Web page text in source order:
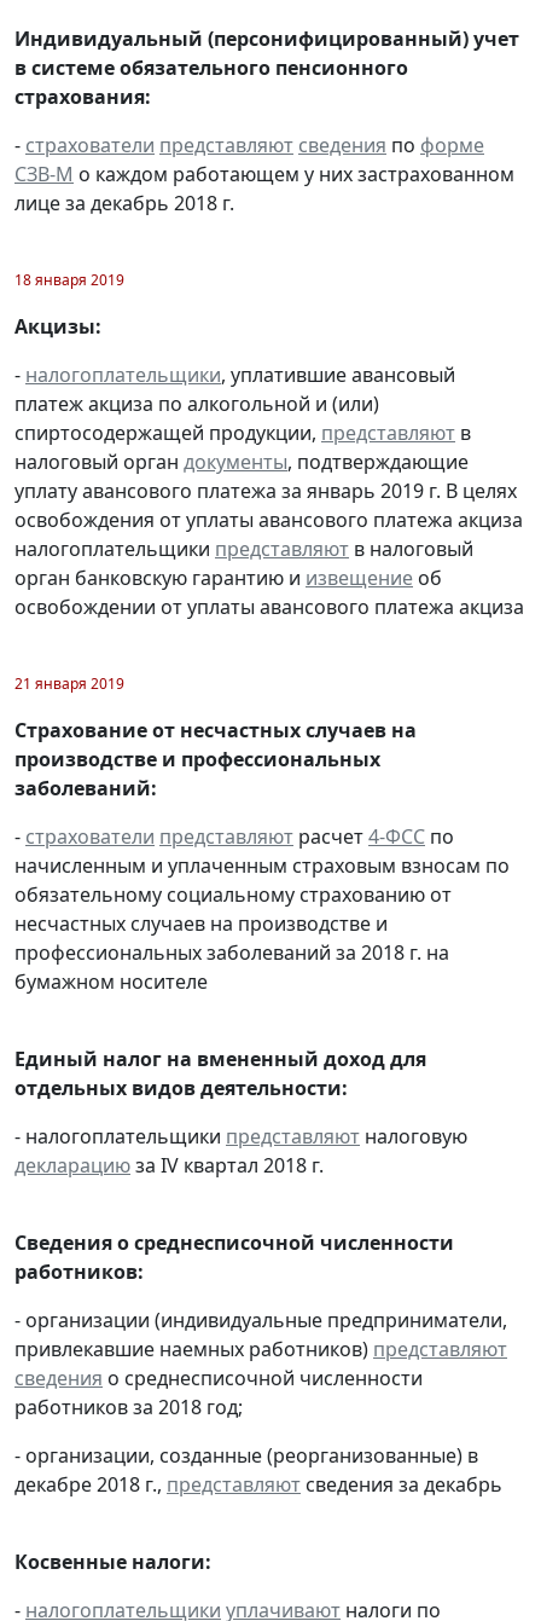
Индивидуальный (персонифицированный) учет
в системе обязательного пенсионного
страхования:
- страхователи представляют сведения по форме
СЗВ-М о каждом работающем у них застрахованном
лице за декабрь 2018 г.
18 января 2019
Акцизы:
- налогоплательщики, уплатившие авансовый
платеж акциза по алкогольной и (или)
спиртосодержащей продукции, представляют в
налоговый орган документы, подтверждающие
уплату авансового платежа за январь 2019 г. В целях
освобождения от уплаты авансового платежа акциза
налогоплательщики представляют в налоговый
орган банковскую гарантию и извещение об
освобождении от уплаты авансового платежа акциза
21 января 2019
Страхование от несчастных случаев на
производстве и профессиональных
заболеваний:
- страхователи представляют расчет4-ФСС по
начисленным и уплаченным страховым взносам по
обязательному социальному страхованию от
несчастных случаев на производстве и
профессиональных заболеваний за 2018 г. на
бумажном носителе
Единый налог на вмененный доход для
отдельных видов деятельности:
- налогоплательщики представляют налоговую
декларациюза IV квартал 2018 г.
Сведения о среднесписочной численности
работников:
- организации (индивидуальные предприниматели,
привлекавшие наемных работников) представляют
сведения о среднесписочной численности
работников за 2018 год;
- организации, созданные (реорганизованные) в
декабре 2018 г., представляют сведения за декабрь
Косвенные налоги:
- налогоплательщики уплачивают налоги по